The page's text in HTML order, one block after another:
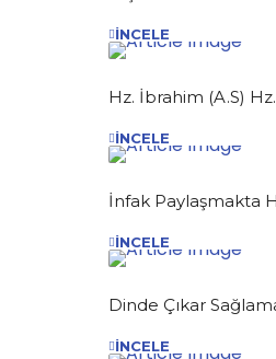
İNCELE
Hz. İbrahim (A.S)
İNCELE
İnfak Paylaşmakta
İNCELE
Dinde Çıkar
İNCELE